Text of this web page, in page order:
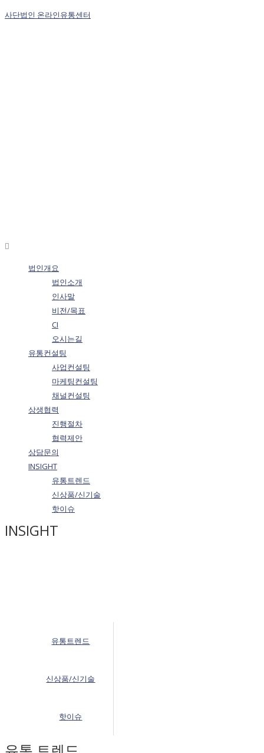
사단법인 온라인유통센터
법인개요
법인소개
인사말
비전/목표
CI
오시는길
유통컨설팅
사업컨설팅
마케팅컨설팅
채널컨설팅
상생협력
진행절차
협력제안
상담문의
INSIGHT
유통트렌드
신상품/신기술
핫이슈
INSIGHT
유통트렌드
신상품/신기술
핫이슈